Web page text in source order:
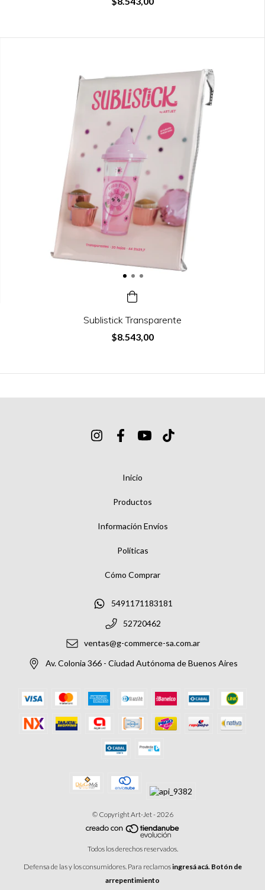
Sublistick Transparente
$8.543,00
Inicio
Productos
Información Envíos
Políticas
Cómo Comprar
5491171183181
52720462
ventas@g-commerce-sa.com.ar
Av. Colonia 366 - Ciudad Autónoma de Buenos Aires
© Copyright Art-Jet - 2026
Todos los derechos reservados.
Defensa de las y los consumidores. Para reclamosingresá acá. Botón de
arrepentimiento